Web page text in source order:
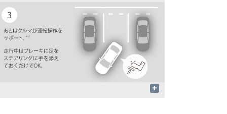
+